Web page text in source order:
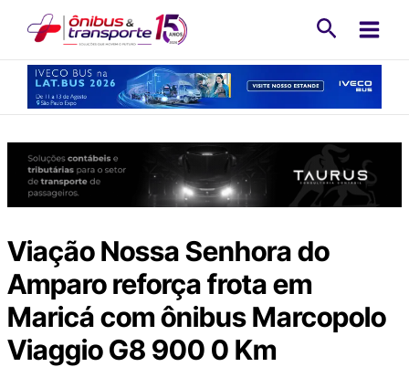
conteúdo
Viação Nossa Senhora do
Amparo reforça frota em
Maricá com ônibus Marcopolo
Viaggio G8 900 0 Km